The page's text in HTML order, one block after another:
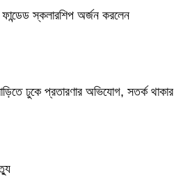
ফান্ডেড স্কলারশিপ অর্জন করলেন
ঢুকে প্রতারণার অভিযোগ, সতর্ক থাকার